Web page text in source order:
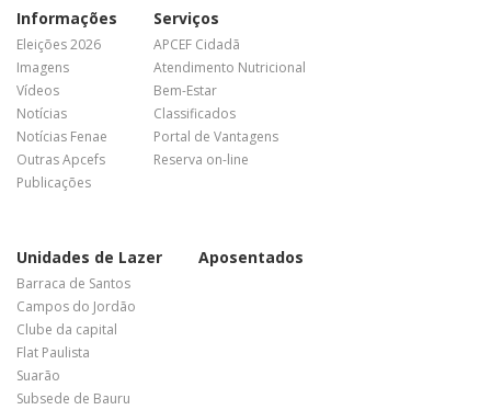
Informações
Eleições 2026
Imagens
Vídeos
Notícias
Notícias Fenae
Outras Apcefs
Publicações
Serviços
APCEF Cidadã
Atendimento Nutricional
Bem-Estar
Classificados
Portal de Vantagens
Reserva on-line
Unidades de Lazer
Barraca de Santos
Campos do Jordão
Clube da capital
Flat Paulista
Suarão
Subsede de Bauru
Aposentados